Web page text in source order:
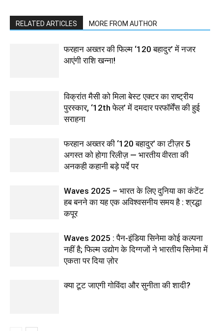
RELATED ARTICLES MORE FROM AUTHOR
फरहान अख्तर की फिल्म ‘120 बहादुर’ में नजर
आएंगी राशि खन्ना!
विक्रांत मैसी को मिला बेस्ट एक्टर का राष्ट्रीय
पुरस्कार, ‘12th फेल’ में दमदार परफॉर्मेंस की हुई
सराहना
फरहान अख्तर की ‘120 बहादुर’ का टीज़र 5
अगस्त को होगा रिलीज़ — भारतीय वीरता की
अनकही कहानी बड़े पर्दे पर
Waves 2025 – भारत के लिए दुनिया का कंटेंट
हब बनने का यह एक अविश्वसनीय समय है : श्रद्धा
कपूर
Waves 2025 : पैन-इंडिया सिनेमा कोई कल्पना
नहीं है; फिल्म उद्योग के दिग्गजों ने भारतीय सिनेमा में
एकता पर दिया ज़ोर
क्या टूट जाएगी गोविंदा और सुनीता की शादी?